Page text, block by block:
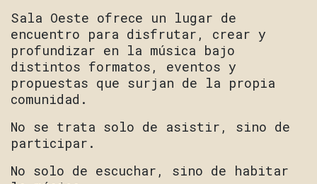
Sala Oeste ofrece un lugar de
encuentro para disfrutar, crear y
profundizar en la música bajo
distintos formatos, eventos y
propuestas que surjan de la propia
comunidad.
No se trata solo de asistir, sino de
participar.
No solo de escuchar, sino de habitar